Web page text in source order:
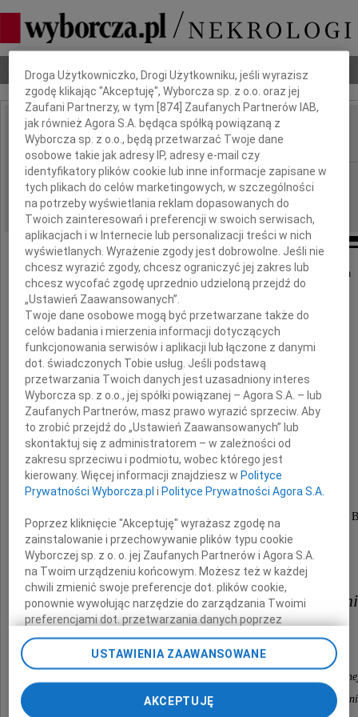
Nekrologi Odeszli Poradnik pogrzebowy
IMIĘ I NAZWISKO: Romuald Biniak
REGION: Bydgoszcz
DATA EMISJI: 02.12.2010
Dnia 27 listopada 2010 roku odszedł do Boga
Ksiądz Prałat
Romuald Biniak
Założyciel i Dyrektor Hospicjum im. ks. J. Popiełuszki w
Wspaniały Kapłan, Nauczyciel i Przyjaciel.
Wyrazy współczucia
Rodzinie, Bliskim i
składają
pracownicy Katedry i Zakładu Opieki
Collegium Medicum w Bydgoszczy UMK w
Dbamy o Twoją prywatność
Droga Użytkowniczko, Drogi Użytkowniku, jeśli wyrazisz
zgodę klikając "Akceptuję", Wyborcza sp. z o.o. oraz jej
Zaufani Partnerzy, w tym [874] Zaufanych Partnerów IAB,
jak również Agora S.A. będąca spółką powiązaną z
Wyborcza sp. z o.o., będą przetwarzać Twoje dane
osobowe takie jak adresy IP, adresy e-mail czy
identyfikatory plików cookie lub inne informacje zapisane w
tych plikach do celów marketingowych, w szczególności
na potrzeby wyświetlania reklam dopasowanych do
Twoich zainteresowań i preferencji w swoich serwisach,
aplikacjach i w Internecie lub personalizacji treści w nich
wyświetlanych. Wyrażenie zgody jest dobrowolne. Jeśli nie
chcesz wyrazić zgody, chcesz ograniczyć jej zakres lub
chcesz wycofać zgodę uprzednio udzieloną przejdź do
„Ustawień Zaawansowanych”.
Twoje dane osobowe mogą być przetwarzane także do
celów badania i mierzenia informacji dotyczących
funkcjonowania serwisów i aplikacji lub łączone z danymi
dot. świadczonych Tobie usług. Jeśli podstawą
przetwarzania Twoich danych jest uzasadniony interes
Wyborcza sp. z o.o., jej spółki powiązanej – Agora S.A. – lub
Zaufanych Partnerów, masz prawo wyrazić sprzeciw. Aby
to zrobić przejdź do „Ustawień Zaawansowanych” lub
skontaktuj się z administratorem – w zależności od
zakresu sprzeciwu i podmiotu, wobec którego jest
kierowany. Więcej informacji znajdziesz wPolityce
Prywatności Wyborcza.pl iPolityce Prywatności Agora S.A.
Poprzez kliknięcie "Akceptuję" wyrażasz zgodę na
zainstalowanie i przechowywanie plików typu cookie
Wyborczej sp. z o. o. jej Zaufanych Partnerów i Agora S.A.
na Twoim urządzeniu końcowym. Możesz też w każdej
chwili zmienić swoje preferencje dot. plików cookie,
ponownie wywołując narzędzie do zarządzania Twoimi
preferencjami dot. przetwarzania danych poprzez
odnośnik „Ustawienia prywatności” w stopce serwisu i
przechodząc do sekcji „Ustawienia zaawansowane”.
Zmiana ustawień plików cookie możliwa jest także za
pomocą ustawień przeglądarki.
USTAWIENIA ZAAWANSOWANE
AKCEPTUJĘ